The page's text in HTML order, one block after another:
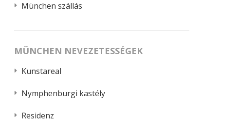
München szállás
MÜNCHEN NEVEZETESSÉGEK
Kunstareal
Nymphenburgi kastély
Residenz